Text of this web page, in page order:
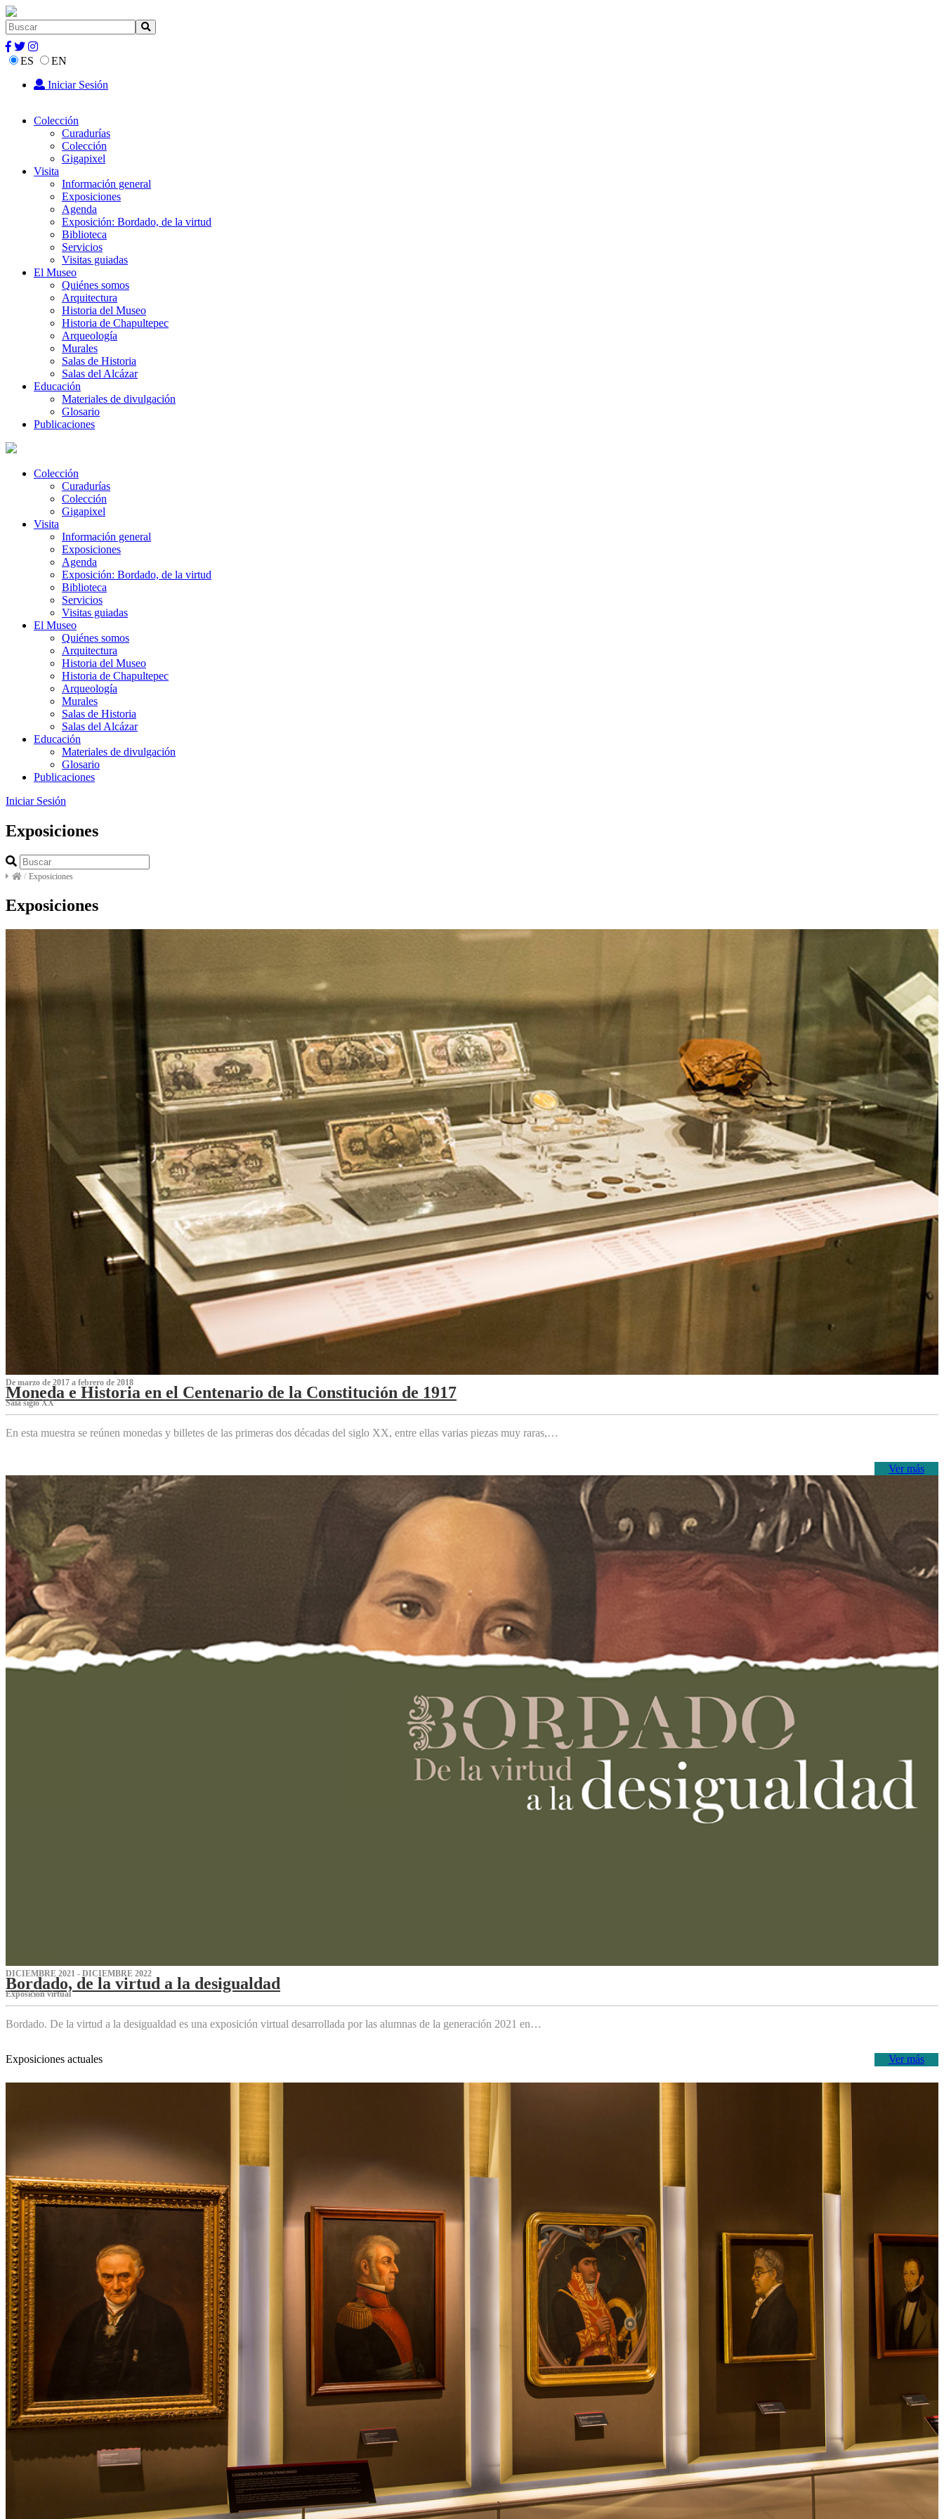
ES
EN
Iniciar Sesión
Colección
Curadurías
Colección
Gigapixel
Visita
Información general
Exposiciones
Agenda
Exposición: Bordado, de la virtud
Biblioteca
Servicios
Visitas guiadas
El Museo
Quiénes somos
Arquitectura
Historia del Museo
Historia de Chapultepec
Arqueología
Murales
Salas de Historia
Salas del Alcázar
Educación
Materiales de divulgación
Glosario
Publicaciones
Colección
Curadurías
Colección
Gigapixel
Visita
Información general
Exposiciones
Agenda
Exposición: Bordado, de la virtud
Biblioteca
Servicios
Visitas guiadas
El Museo
Quiénes somos
Arquitectura
Historia del Museo
Historia de Chapultepec
Arqueología
Murales
Salas de Historia
Salas del Alcázar
Educación
Materiales de divulgación
Glosario
Publicaciones
Iniciar Sesión
Exposiciones
/ Exposiciones
Exposiciones
De marzo de 2017 a febrero de 2018
Moneda e Historia en el Centenario de la Constitución de 1917
Sala siglo XX
En esta muestra se reúnen monedas y billetes de las primeras dos décadas del siglo XX, entre ellas varias piezas muy raras,…
Ver más
DICIEMBRE 2021 - DICIEMBRE 2022
Bordado, de la virtud a la desigualdad
Exposición virtual‌
Bordado. De la virtud a la desigualdad es una exposición virtual desarrollada por las alumnas de la generación 2021 en…
Ver más
Exposiciones actuales